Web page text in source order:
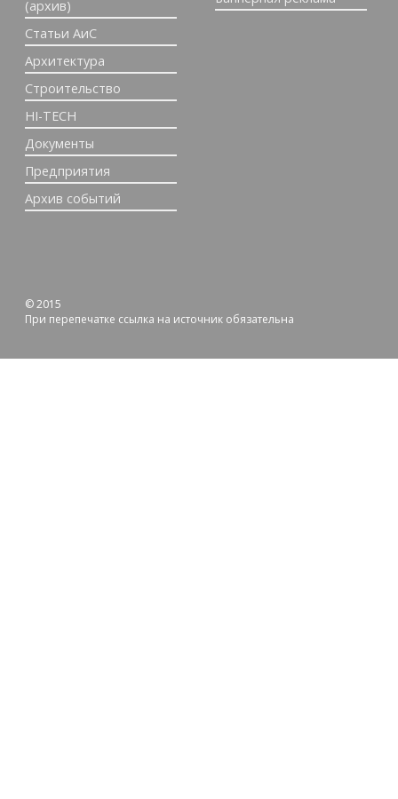
(архив)
Статьи АиС
Архитектура
Строительство
HI-TECH
Документы
Предприятия
Архив событий
© 2015
При перепечатке ссылка на источник обязательна